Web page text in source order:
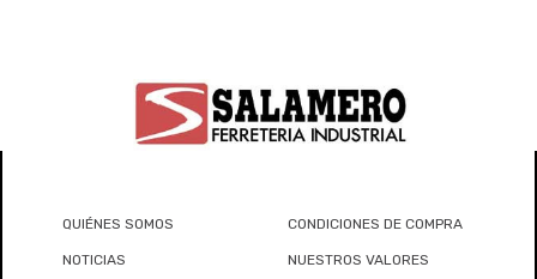
QUIÉNES SOMOS CONDICIONES DE COMPRA
NOTICIAS NUESTROS VALORES